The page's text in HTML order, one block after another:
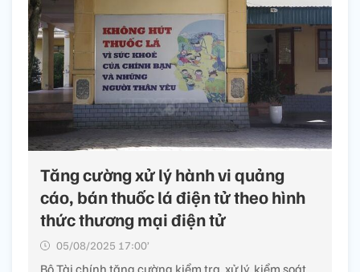
Tăng cường xử lý hành vi quảng
cáo, bán thuốc lá điện tử theo hình
thức thương mại điện tử
05/08/2025 17:00’
Bộ Tài chính tăng cường kiểm tra, xử lý, kiểm soát